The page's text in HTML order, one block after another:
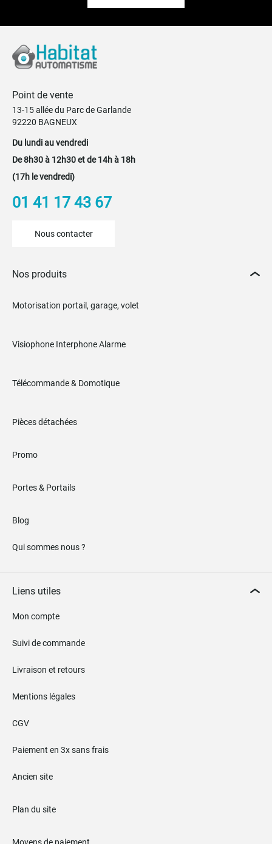
Point de vente
13-15 allée du Parc de Garlande
92220 BAGNEUX
Du lundi au vendredi
De 8h30 à 12h30 et de 14h à 18h
(17h le vendredi)
01 41 17 43 67
Nous contacter
Nos produits
Motorisation portail, garage, volet
Visiophone Interphone Alarme
Télécommande & Domotique
Pièces détachées
Promo
Portes & Portails
Blog
Qui sommes nous ?
Liens utiles
Mon compte
Suivi de commande
Livraison et retours
Mentions légales
CGV
Paiement en 3x sans frais
Ancien site
Plan du site